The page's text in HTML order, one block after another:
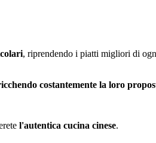
, riprendendo i piatti migliori di
costantemente la loro
l'autentica cucina cinese.